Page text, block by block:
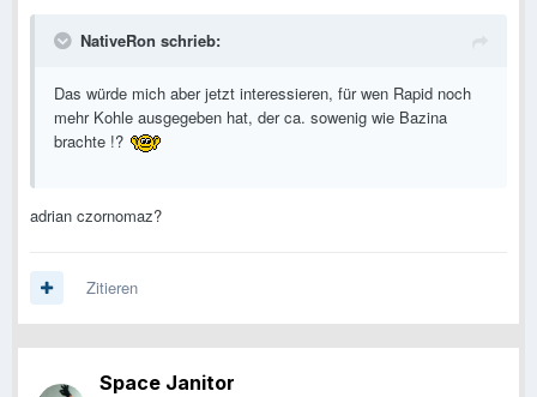
NativeRon schrieb:
Das würde mich aber jetzt interessieren, für wen Rapid noch
mehr Kohle ausgegeben hat, der ca. sowenig wie Bazina
brachte !?
adrian czornomaz?
Zitieren
Space Janitor